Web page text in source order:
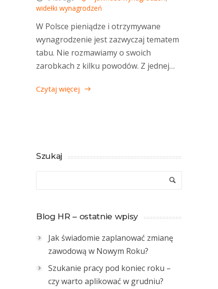
widełki wynagrodzeń
W Polsce pieniądze i otrzymywane
wynagrodzenie jest zazwyczaj tematem
tabu. Nie rozmawiamy o swoich
zarobkach z kilku powodów. Z jednej…
Czytaj więcej
Szukaj
Blog HR – ostatnie wpisy
Jak świadomie zaplanować zmianę
zawodową w Nowym Roku?
Szukanie pracy pod koniec roku –
czy warto aplikować w grudniu?